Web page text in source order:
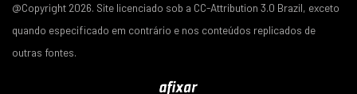
@Copyright 2026. Site licenciado sob a CC-Attribution 3.0 Brazil, exceto
quando especificado em contrário e nos conteúdos replicados de
outras fontes.